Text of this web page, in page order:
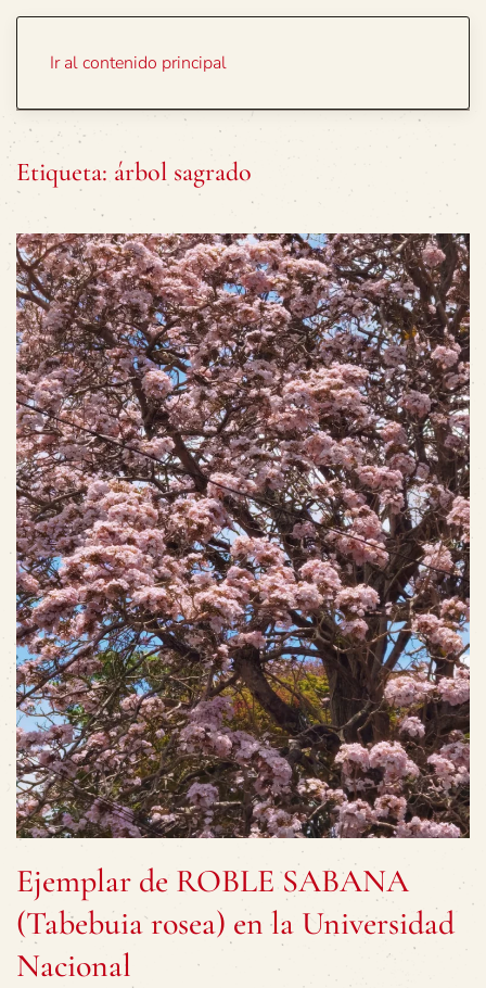
Ir al contenido principal
Etiqueta: árbol sagrado
Ejemplar de ROBLE SABANA
(Tabebuia rosea) en la Universidad
Nacional